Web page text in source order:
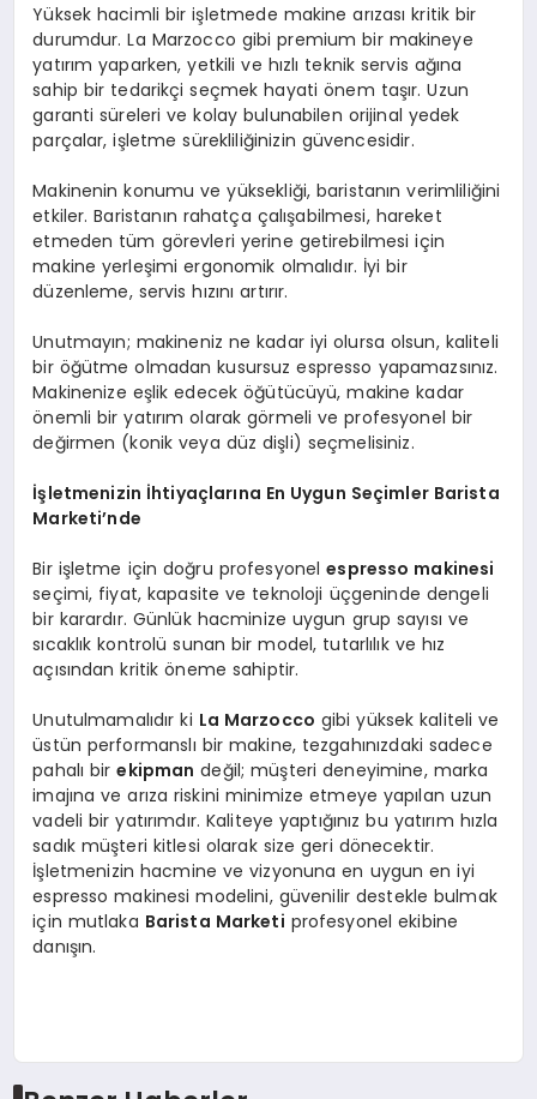
Yüksek hacimli bir işletmede makine arızası kritik bir
durumdur. La Marzocco gibi premium bir makineye
yatırım yaparken, yetkili ve hızlı teknik servis ağına
sahip bir tedarikçi seçmek hayati önem taşır. Uzun
garanti süreleri ve kolay bulunabilen orijinal yedek
parçalar, işletme sürekliliğinizin güvencesidir.
Makinenin konumu ve yüksekliği, baristanın verimliliğini
etkiler. Baristanın rahatça çalışabilmesi, hareket
etmeden tüm görevleri yerine getirebilmesi için
makine yerleşimi ergonomik olmalıdır. İyi bir
düzenleme, servis hızını artırır.
Unutmayın; makineniz ne kadar iyi olursa olsun, kaliteli
bir öğütme olmadan kusursuz espresso yapamazsınız.
Makinenize eşlik edecek öğütücüyü, makine kadar
önemli bir yatırım olarak görmeli ve profesyonel bir
değirmen (konik veya düz dişli) seçmelisiniz.
İşletmenizin İhtiyaçlarına En Uygun Seçimler Barista
Marketi’nde
Bir işletme için doğru profesyonelespresso makinesi
seçimi, fiyat, kapasite ve teknoloji üçgeninde dengeli
bir karardır. Günlük hacminize uygun grup sayısı ve
sıcaklık kontrolü sunan bir model, tutarlılık ve hız
açısından kritik öneme sahiptir.
Unutulmamalıdır ki La Marzocco gibi yüksek kaliteli ve
üstün performanslı bir makine, tezgahınızdaki sadece
pahalı birekipman değil; müşteri deneyimine, marka
imajına ve arıza riskini minimize etmeye yapılan uzun
vadeli bir yatırımdır. Kaliteye yaptığınız bu yatırım hızla
sadık müşteri kitlesi olarak size geri dönecektir.
İşletmenizin hacmine ve vizyonuna en uygun en iyi
espresso makinesi modelini, güvenilir destekle bulmak
için mutlaka Barista Marketi profesyonel ekibine
danışın.